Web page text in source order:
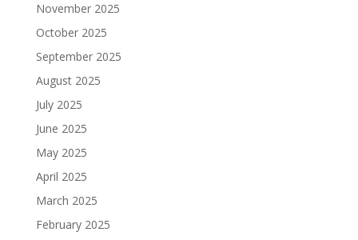
November 2025
October 2025
September 2025
August 2025
July 2025
June 2025
May 2025
April 2025
March 2025
February 2025